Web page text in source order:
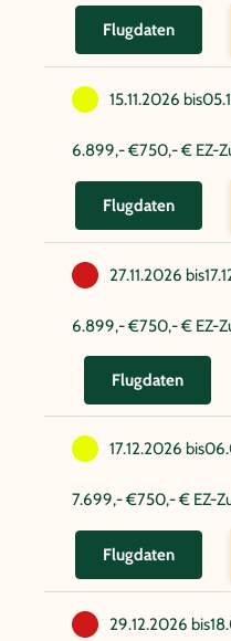
Flugdaten
15.11.2026 bis
6.899,- €750,- € EZ-
Flugdaten
27.11.2026 bis
6.899,- €750,- € EZ-
Flugdaten
17.12.2026 bis
7.699,- €750,- € EZ-
Flugdaten
29.12.2026 bis